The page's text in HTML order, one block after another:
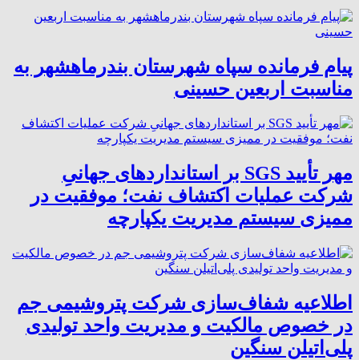
پیام فرمانده سپاه شهرستان بندرماهشهر به
مناسبت اربعین حسینی
مهر تأیید SGS بر استانداردهای جهانیِ
شرکت عملیات اکتشاف نفت؛ موفقیت در
ممیزی سیستم مدیریت یکپارچه
اطلاعیه شفاف‌سازی شرکت پتروشیمی جم
در خصوص مالکیت و مدیریت واحد تولیدی
پلی‌اتیلن سنگین